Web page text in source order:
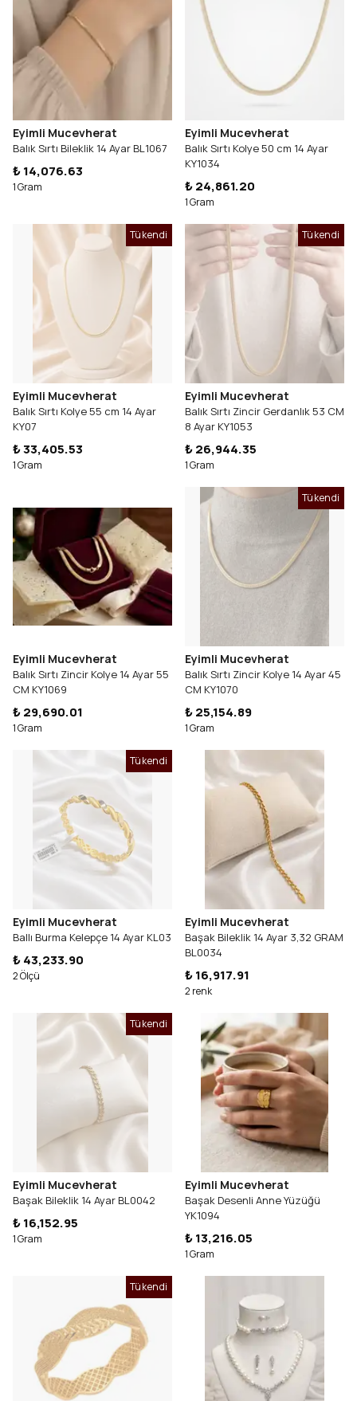
Eyimli Mucevherat
Balık Sırtı Bileklik 14 Ayar BL1067
₺ 14,076.63
1 Gram
Eyimli Mucevherat
Balık Sırtı Kolye 50 cm 14 Ayar
KY1034
₺ 24,861.20
1 Gram
Tükendi
Eyimli Mucevherat
Balık Sırtı Kolye 55 cm 14 Ayar
KY07
₺ 33,405.53
1 Gram
Tükendi
Eyimli Mucevherat
Balık Sırtı Zincir Gerdanlık 53 CM
8 Ayar KY1053
₺ 26,944.35
1 Gram
Eyimli Mucevherat
Balık Sırtı Zincir Kolye 14 Ayar 55
CM KY1069
₺ 29,690.01
1 Gram
Tükendi
Eyimli Mucevherat
Balık Sırtı Zincir Kolye 14 Ayar 45
CM KY1070
₺ 25,154.89
1 Gram
Tükendi
Eyimli Mucevherat
Ballı Burma Kelepçe 14 Ayar KL03
₺ 43,233.90
2 Ölçü
Eyimli Mucevherat
Başak Bileklik 14 Ayar 3,32 GRAM
BL0034
₺ 16,917.91
2 renk
Tükendi
Eyimli Mucevherat
Başak Bileklik 14 Ayar BL0042
₺ 16,152.95
1 Gram
Eyimli Mucevherat
Başak Desenli Anne Yüzüğü
YK1094
₺ 13,216.05
1 Gram
Tükendi